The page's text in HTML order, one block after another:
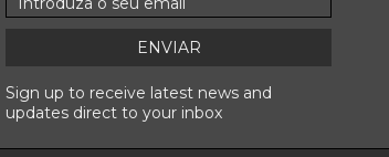
ENVIAR
Sign up to receive latest news and
updates direct to your inbox